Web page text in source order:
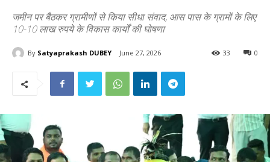
जमीन पर बैठकर ग्रामीणों से किया सीधा संवाद, आस पास के ग्रामों के लिए
10-10 लाख रुपये के विकास कार्यों की घोषणा
By Satyaprakash DUBEY June 27, 2026 0
33